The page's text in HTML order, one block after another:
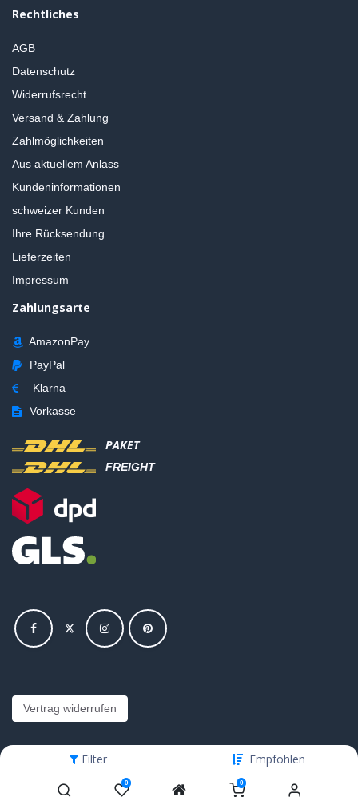
Filter Empfohlen
0 0
Rechtliches
AGB
Datenschutz
Widerrufsrecht
Versand & Zahlung
Zahlmöglichkeiten
Aus aktuellem Anlass
Kundeninformationen
schweizer Kunden
Ihre Rücksendung
Lieferzeiten
Impressum
Zahlungsarte
AmazonPay
PayPal
Klarna
Vorkasse
PAKET
FREIGHT
Vertrag widerrufen
Copyright © Hajus AG - Alle Rechte vorbehalten
Bearbeite Einstellungen